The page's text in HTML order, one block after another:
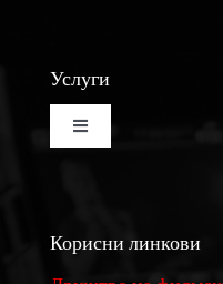
Услуги
Toggle
Navigation
Изнајмување на студио
Корисни линкови